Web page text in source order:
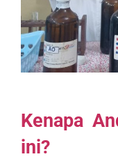
Kenapa
ini?